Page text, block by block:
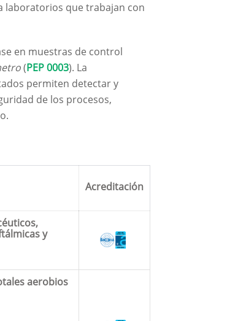
laboratorios que trabajan con
en muestras de control
(PEP 0003). La
permiten detectar y
de los procesos,
Acreditación
y
aerobios